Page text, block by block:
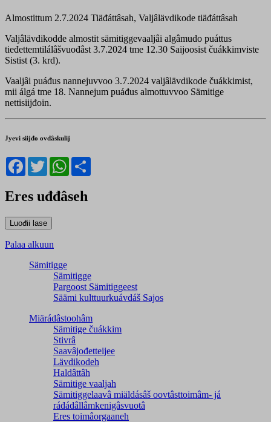
Almostittum 2.7.2024 Tiäđáttâsah, Valjâlävdikode tiäđáttâsah
Valjâlävdikodde almostit sämitiggevaaljâi algâmudo puáttus
tieđettemtilálâšvuođâst 3.7.2024 tme 12.30 Saijoosist čuákkimviste
Sistist (3. krd).
Vaaljâi puáđus nannejuvvoo 3.7.2024 valjâlävdikode čuákkimist,
mii álgá tme 18. Nannejum puáđus almottuvvoo Sämitige
nettisiijđoin.
Jyevi siijđo ovdâskulij
Facebook
TwitterWhatsApp
Eres uđđâseh
Palaa alkuun
Sämitigge
Sämitigge
Pargoost Sämitiggeest
Säämi kulttuurkuávdáš Sajos
Miärádâstoohâm
Sämitige čuákkim
Stivrâ
Saavâjođetteijee
Lävdikodeh
Haldâttâh
Sämitige vaaljah
Sämitiggelaavâ miäldásâš oovtâsttoimâm- já
ráđádâllâmkenigâsvuotâ
Eres toimâorgaaneh